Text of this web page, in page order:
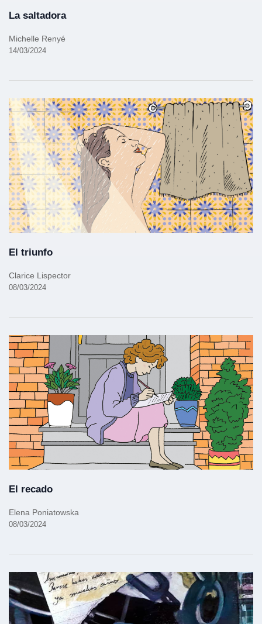
La saltadora
Michelle Renyé
14/03/2024
El triunfo
Clarice Lispector
08/03/2024
El recado
Elena Poniatowska
08/03/2024